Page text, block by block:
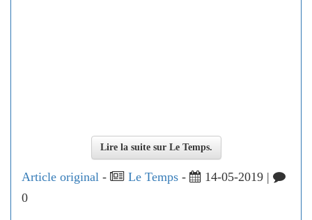
Lire la suite sur Le Temps.
Article original - Le Temps -
14-05-2019 |
0